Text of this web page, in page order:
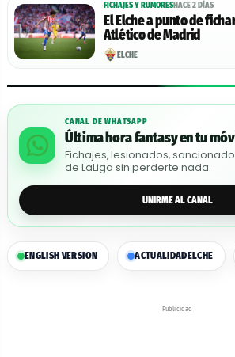
FICHAJES Y RUMORESHACE 2 DÍAS
El Elche a punto de
Atlético de Madrid
ELCHE
CANAL DE WHATSAPP
Última hora fantasy en tu
Fichajes, lesionados,
de LaLiga sin perderte nada.
UNIRME AL CANAL
ENGLISH VERSION ACTUALIDAD ELCHE
Publicidad